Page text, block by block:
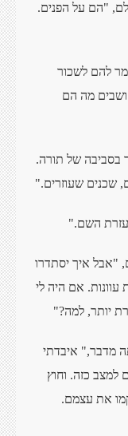
"הם על הפנים.
להם לשכור
מה הם
בסביבה של תורה.
שכנים שעוזרים."
השם."
"אבל איך יסתדרו
אם היה לי
יותר, למה?"
מדבר," איבדתי
למצב כזה. וחוץ
את עצמם.